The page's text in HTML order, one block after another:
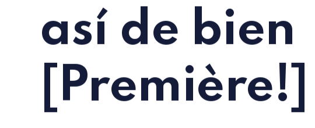
así de bien
[Première!]